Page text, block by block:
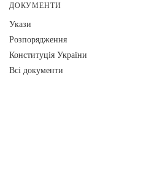
ДОКУМЕНТИ
Укази
Розпорядження
Конституція України
Всі документи